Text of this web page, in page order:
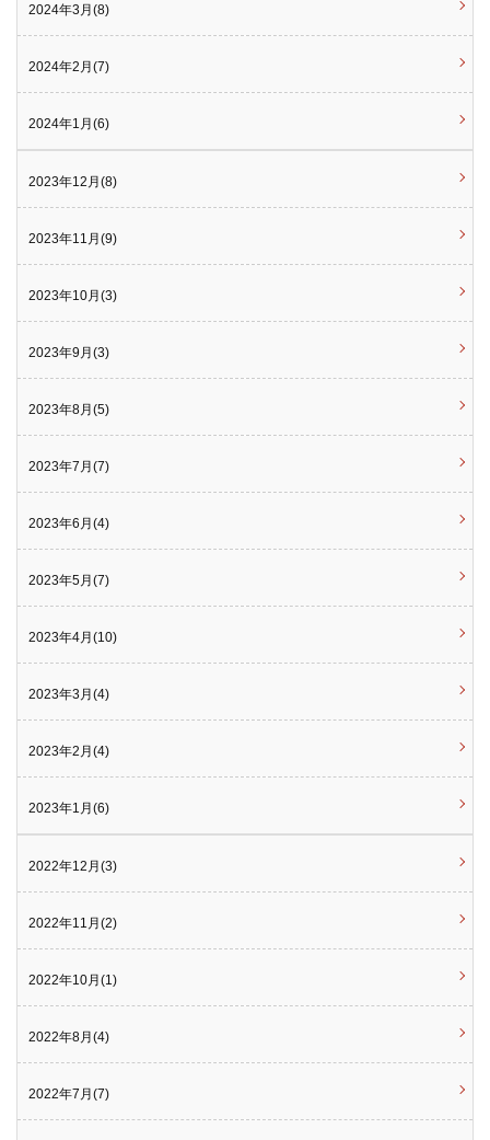
2024年3月(8)
2024年2月(7)
2024年1月(6)
2023年12月(8)
2023年11月(9)
2023年10月(3)
2023年9月(3)
2023年8月(5)
2023年7月(7)
2023年6月(4)
2023年5月(7)
2023年4月(10)
2023年3月(4)
2023年2月(4)
2023年1月(6)
2022年12月(3)
2022年11月(2)
2022年10月(1)
2022年8月(4)
2022年7月(7)